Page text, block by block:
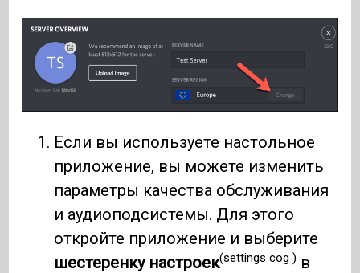
Если вы используете настольное
приложение, вы можете изменить
параметры качества обслуживания
и аудиоподсистемы. Для этого
откройте приложение и выберите
шестеренку настроек(settings cog ) в